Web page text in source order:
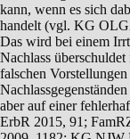
kann, wenn es sich
handelt (vgl. KG
Das wird bei einem
Nachlass
falschen
aber auf einer
ErbR 2015, 91;